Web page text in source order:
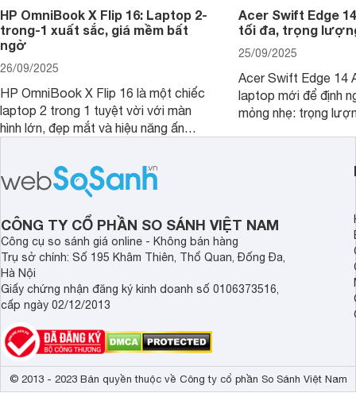
HP OmniBook X Flip 16: Laptop 2-
trong-1 xuất sắc, giá mềm bất
ngờ
26/09/2025
HP OmniBook X Flip 16 là một chiếc
laptop 2 trong 1 tuyệt vời với màn
hình lớn, đẹp mắt và hiệu năng ấn
mức giá vô cùng hấp dẫn, biến nó trở
thành một lựa chọn “đáng đồng tiền
bát gạo” trên thị trường.
Acer Swift Edge
tối đa, trọng
25/09/2025
Acer Swift Edge 14
laptop mới để định
mỏng nhẹ: trọng
năng AI hàng đầu,
CÔNG TY CỔ PHẦN SO SÁNH VIỆT NAM
Công cụ so sánh giá online - Không bán hàng
Trụ sở chính: Số 195 Khâm Thiên, Thổ Quan, Đống Đa,
Hà Nội
Giấy chứng nhận đăng ký kinh doanh số 0106373516,
cấp ngày 02/12/2013
© 2013 - 2023 Bản quyền thuộc về Công ty cổ phần So Sánh Việt Nam